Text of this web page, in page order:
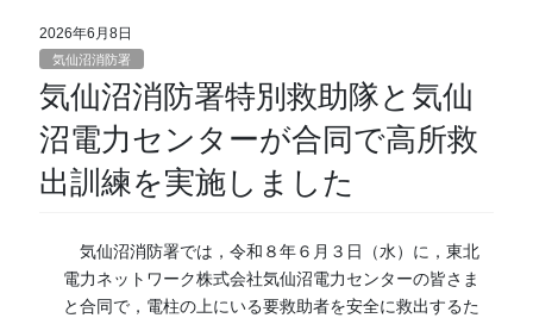
2026年6月8日
気仙沼消防署
気仙沼消防署特別救助隊と気仙
沼電力センターが合同で高所救
出訓練を実施しました
気仙沼消防署では，令和８年６月３日（水）に，東北
電力ネットワーク株式会社気仙沼電力センターの皆さま
と合同で，電柱の上にいる要救助者を安全に救出するた